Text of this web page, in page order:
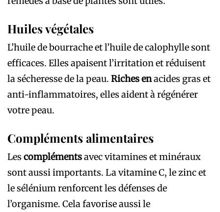
Huiles végétales
L’huile de bourrache et l’huile de calophylle sont
efficaces. Elles apaisent l’irritation et réduisent
la sécheresse de la peau. Riches enacides gras et
anti-inflammatoires, elles aident à régénérer
votre peau.
Compléments alimentaires
Les complémentsavec vitamines et minéraux
sont aussi importants. La vitamine C, le zinc et
le sélénium renforcent les défenses de
l’organisme. Cela favorise aussi le